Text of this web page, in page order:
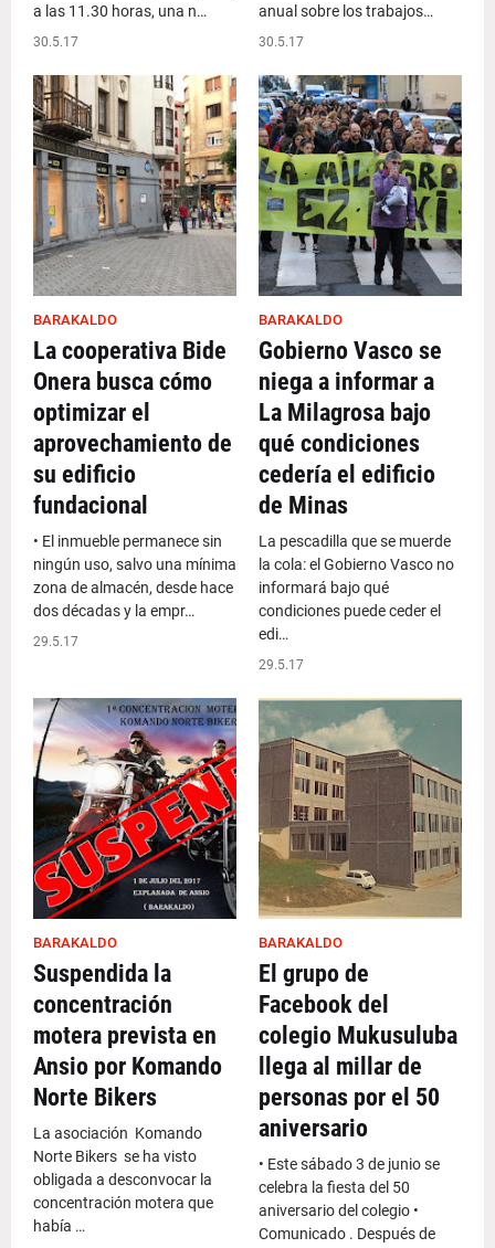
a las 11.30 horas, una n…
30.5.17
anual sobre los trabajos…
30.5.17
BARAKALDO
La cooperativa Bide
Onera busca cómo
optimizar el
aprovechamiento de
su edificio
fundacional
• El inmueble permanece sin
ningún uso, salvo una mínima
zona de almacén, desde hace
dos décadas y la empr…
29.5.17
BARAKALDO
Gobierno Vasco se
niega a informar a
La Milagrosa bajo
qué condiciones
cedería el edificio
de Minas
La pescadilla que se muerde
la cola: el Gobierno Vasco no
informará bajo qué
condiciones puede ceder el
edi…
29.5.17
BARAKALDO
Suspendida la
concentración
motera prevista en
Ansio por Komando
Norte Bikers‎
La asociación Komando
Norte Bikers‎ se ha visto
obligada a desconvocar la
concentración motera que
había …
BARAKALDO
El grupo de
Facebook del
colegio Mukusuluba
llega al millar de
personas por el 50
aniversario
• Este sábado 3 de junio se
celebra la fiesta del 50
aniversario del colegio •
Comunicado . Después de